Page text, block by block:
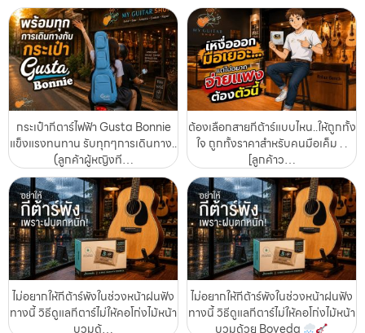
กระเป๋ากีตาร์ไฟฟ้า Gusta Bonnie
แข็งแรงทนทาน รับทุกๆการเดินทาง..
(ลูกค้าผู้หญิงที…
ต้องเลือกสายกีต้าร์แบบไหน..ให้ถูกทั้ง
ใจ ถูกทั้งราคาสำหรับคนมือเค็ม . .
[ลูกค้าว…
ไม่อยากให้กีต้าร์พังในช่วงหน้าฝนฟัง
ทางนี้ วิธีดูแลกีตาร์ไม่ให้คอโก่งไม้หน้า
บวมด้…
ไม่อยากให้กีต้าร์พังในช่วงหน้าฝนฟัง
ทางนี้ วิธีดูแลกีตาร์ไม่ให้คอโก่งไม้หน้า
บวมด้วย Boveda